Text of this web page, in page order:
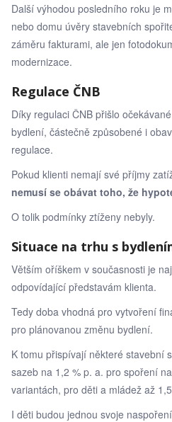
Další výhodou posledního roku je
nebo domu úvěry stavebních
záměru fakturami, ale jen
modernizace.
Regulace ČNB
Díky regulaci ČNB přišlo
bydlení, částečně způsobené i
regulace.
Pokud klienti nemají své příjmy
nemusí se obávat toho, že
O tolik podmínky ztíženy nebyly.
Situace na trhu s
Větším oříškem v současnosti je
odpovídající představám klienta.
Tedy doba vhodná pro vytvoření
pro plánovanou změnu bydlení.
K tomu přispívají některé stavební
sazeb na 1,2 % p. a. pro spoření
variantách, pro děti a mládež až
I děti budou jednou svoje